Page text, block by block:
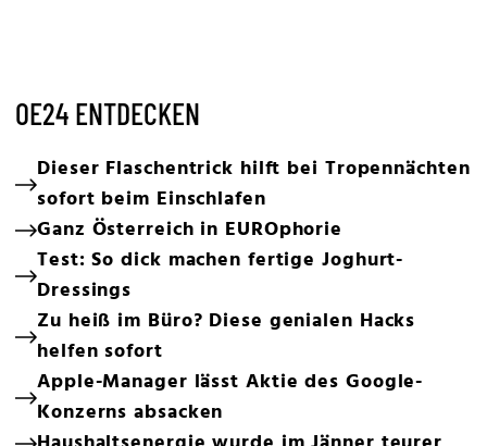
OE24 ENTDECKEN
Dieser Flaschentrick hilft bei Tropennächten
sofort beim Einschlafen
Ganz Österreich in EUROphorie
Test: So dick machen fertige Joghurt-
Dressings
Zu heiß im Büro? Diese genialen Hacks
helfen sofort
Apple-Manager lässt Aktie des Google-
Konzerns absacken